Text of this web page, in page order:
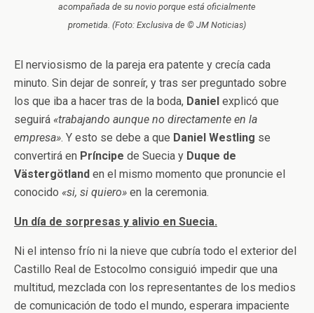
acompañada de su novio porque está oficialmente
prometida. (Foto: Exclusiva de © JM Noticias)
El nerviosismo de la pareja era patente y crecía cada
minuto. Sin dejar de sonreír, y tras ser preguntado sobre
los que iba a hacer tras de la boda, Daniel explicó que
seguirá «trabajando aunque no directamente en la
empresa». Y esto se debe a que Daniel Westling se
convertirá en Príncipe de Suecia y Duque de
Västergötland en el mismo momento que pronuncie el
conocido «si, si quiero» en la ceremonia.
Un día de sorpresas y alivio en Suecia.
Ni el intenso frío ni la nieve que cubría todo el exterior del
Castillo Real de Estocolmo consiguió impedir que una
multitud, mezclada con los representantes de los medios
de comunicación de todo el mundo, esperara impaciente